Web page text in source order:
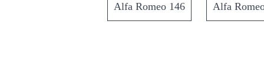
Alfa Romeo 146 Alfa